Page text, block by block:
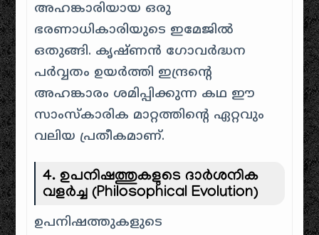
അഹങ്കാരിയായ ഒരു
ഭരണാധികാരിയുടെ ഇമേജിൽ
ഒതുങ്ങി. കൃഷ്ണൻ ഗോവർദ്ധന
പർവ്വതം ഉയർത്തി ഇന്ദ്രന്റെ
അഹങ്കാരം ശമിപ്പിക്കുന്ന കഥ ഈ
സാംസ്കാരിക മാറ്റത്തിന്റെ ഏറ്റവും
വലിയ പ്രതീകമാണ്.
4. ഉപനിഷത്തുകളുടെ ദാർശനിക
വളർച്ച (Philosophical Evolution)
ഉപനിഷത്തുകളുടെ